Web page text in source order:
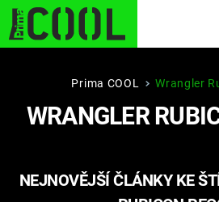
STARHOUSE BUFFY,
ESCAPE PLNEJ KOTEL
Prima COOL Wrangler
WRANGLER
NEJNOVĚJŠÍ ČLÁNKY KE